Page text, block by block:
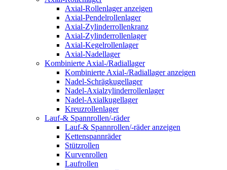
Axial-Rollenlager anzeigen
Axial-Pendelrollenlager
Axial-Zylinderrollenkranz
Axial-Zylinderrollenlager
Axial-Kegelrollenlager
Axial-Nadellager
Kombinierte Axial-/Radiallager
Kombinierte Axial-/Radiallager anzeigen
Nadel-Schrägkugellager
Nadel-Axialzylinderrollenlager
Nadel-Axialkugellager
Kreuzrollenlager
Lauf-& Spannrollen/-räder
Lauf-& Spannrollen/-räder anzeigen
Kettenspannräder
Stützrollen
Kurvenrollen
Laufrollen